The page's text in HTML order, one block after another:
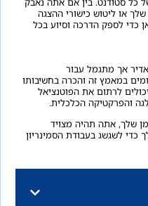
או ליטוש כישורי ההצגה
כדי לספק הדרכה וסיוע בכל
אך מתגמל עבור
במאמץ זה והכרה בחשיבותו
לרתום את הפוטנציאל
והפרקטיקה הכלכלית.
שלך, אתה תהיה מצויד
לשגשג בעבודת הסמינריון